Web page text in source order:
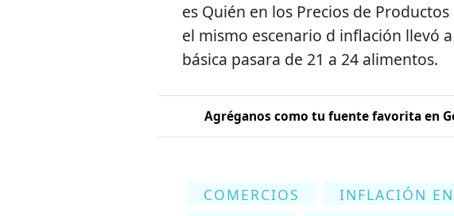
es Quién en los Precios de
el mismo escenario d inflación llevó
básica pasara de 21 a 24 alimentos.
Agréganos como tu fuente favorita en
COMERCIOS INFLACIÓN